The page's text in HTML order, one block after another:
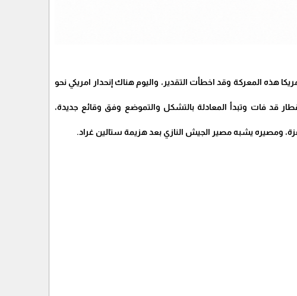
هذه المعركة وقد اخطأت التقدير، واليوم هناك إنحدار امريكي نحو
قد فات وتبدأ المعادلة بالتشكل والتموضع وفق وقائع جديدة،
ومصيره يشبه مصير الجيش النازي بعد هزيمة ستالين غراد.